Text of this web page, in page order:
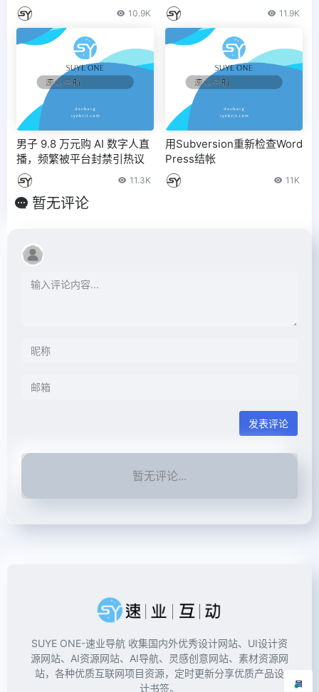
能 – IT之家
10.9K
章模板)
11.9K
男子 9.8 万元购 AI 数字人直
播，频繁被平台封禁引热议
11.3K
用Subversion重新检查Word
Press结帐
11K
暂无评论
发表评论
暂无评论...
SUYE ONE-速业导航 收集国内外优秀设计网站、UI设计资
源网站、AI资源网站、AI导航、灵感创意网站、素材资源网
站，各种优质互联网项目资源，定时更新分享优质产品设
计书签。